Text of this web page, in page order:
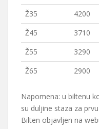
Ž35
4200
Ž45
3710
Ž55
3290
Ž65
2900
Napomena: u biltenu
su duljine staza za
Bilten objavljen na